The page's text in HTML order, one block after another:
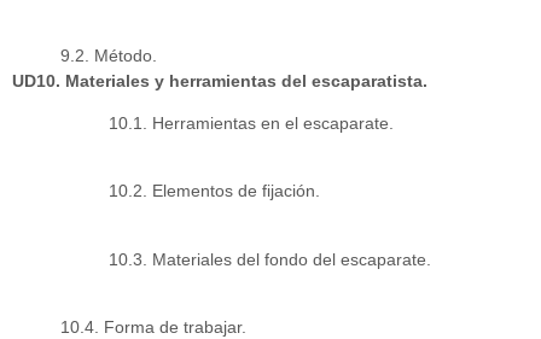
9.2. Método.
UD10. Materiales y herramientas del escaparatista.
10.1. Herramientas en el escaparate.
10.2. Elementos de fijación.
10.3. Materiales del fondo del escaparate.
10.4. Forma de trabajar.